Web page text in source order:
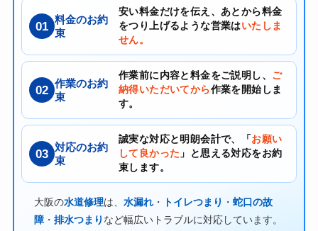
01 料金のお約
束
安い料金だけを伝え、あとから料金
をつり上げるような営業はいたしま
せん。
02 作業のお約
束
作業前に内容と料金をご説明し、 ご
納得いただいてから作業を開始しま
す。
03 対応のお約
束
誠実な対応と明朗会計で、「 お願い
して良かった 」と思える対応をお約
束します。
大阪の水道修理は、 水漏れ・ トイレつまり ・ 蛇口の故
障・ 排水つまり など幅広いトラブルに対応しています。